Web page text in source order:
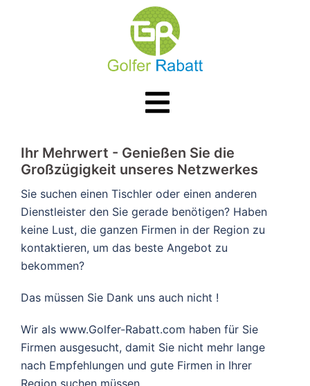
Menü
umschalten
​​Ihr Mehrwert - Genießen Sie die
Großzügigkeit unseres Netzwerkes
Sie suchen einen Tischler oder einen anderen
Dienstleister den Sie gerade benötigen? Haben
keine Lust, die ganzen Firmen in der Region zu
kontaktieren, um das beste Angebot zu
bekommen?
Das müssen Sie Dank uns auch nicht !
Wir als www.Golfer-Rabatt.com haben für Sie
Firmen ausgesucht, damit Sie nicht mehr lange
nach Empfehlungen und gute Firmen in Ihrer
Region suchen müssen.